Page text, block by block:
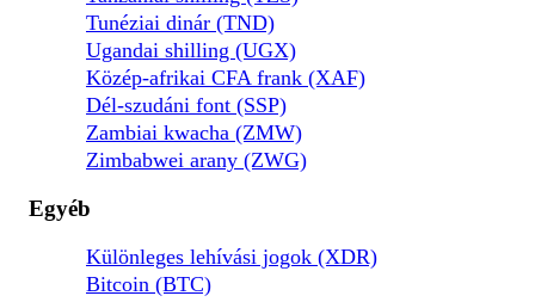
Tunéziai dinár (TND)
Ugandai shilling (UGX)
Közép-afrikai CFA frank (XAF)
Dél-szudáni font (SSP)
Zambiai kwacha (ZMW)
Zimbabwei arany (ZWG)
Egyéb
Különleges lehívási jogok (XDR)
Bitcoin (BTC)